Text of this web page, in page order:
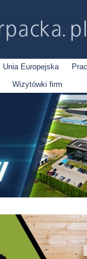
Unia Europejska
Wizytówki firm